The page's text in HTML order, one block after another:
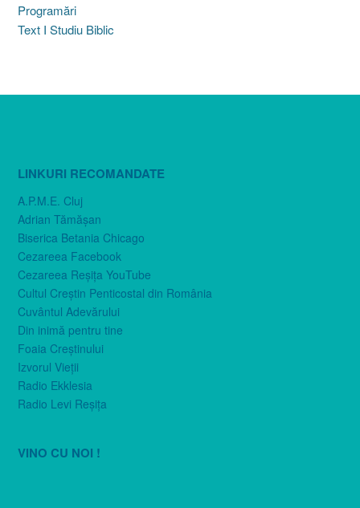
Programări
Text I Studiu Biblic
LINKURI RECOMANDATE
A.P.M.E. Cluj
Adrian Tămăşan
Biserica Betania Chicago
Cezareea Facebook
Cezareea Reşiţa YouTube
Cultul Creştin Penticostal din România
Cuvântul Adevărului
Din inimă pentru tine
Foaia Creştinului
Izvorul Vieţii
Radio Ekklesia
Radio Levi Reşiţa
VINO CU NOI !